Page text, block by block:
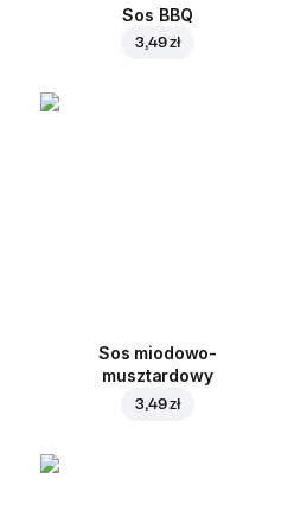
Sos BBQ
3,49 zł
Sos miodowo-
musztardowy
3,49 zł